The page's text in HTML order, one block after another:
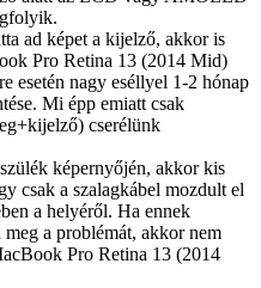
ad képet a kijelző, akkor is
Pro Retina 13 (2014 Mid)
esetén nagy eséllyel 1-2 hónap
Mi épp emiatt csak
cserélünk
képernyőjén, akkor kis
csak a szalagkábel mozdult el
a helyéről. Ha ennek
a problémát, akkor nem
Pro Retina 13 (2014